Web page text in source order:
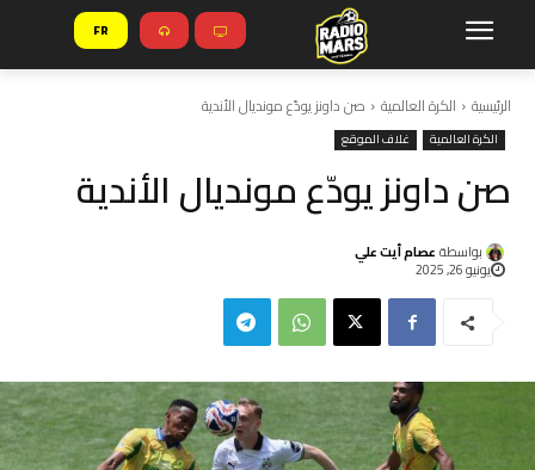
FR
الرئيسية الكرة العالمية صن داونز يودّع مونديال الأندية
الكرة العالمية غلاف الموقع
صن داونز يودّع مونديال الأندية
بواسطة عصام أيت علي
يونيو 26, 2025